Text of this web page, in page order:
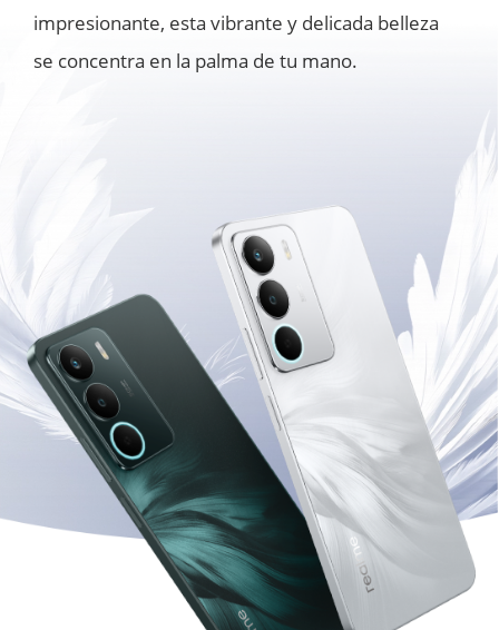
impresionante, esta vibrante y delicada belleza
se concentra en la palma de tu mano.